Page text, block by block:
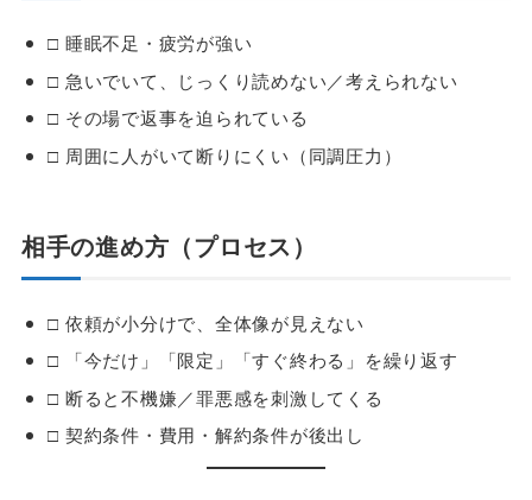
□ 睡眠不足・疲労が強い
□ 急いでいて、じっくり読めない／考えられない
□ その場で返事を迫られている
□ 周囲に人がいて断りにくい（同調圧力）
相手の進め方（プロセス）
□ 依頼が小分けで、全体像が見えない
□ 「今だけ」「限定」「すぐ終わる」を繰り返す
□ 断ると不機嫌／罪悪感を刺激してくる
□ 契約条件・費用・解約条件が後出し